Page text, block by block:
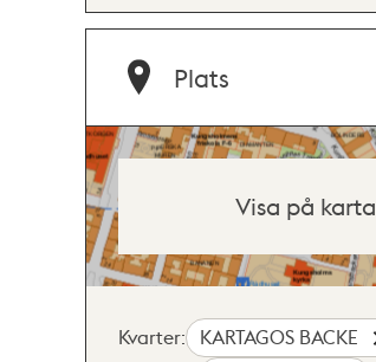
Plats
Visa på karta
Kvarter:
KARTAGOS BACKE